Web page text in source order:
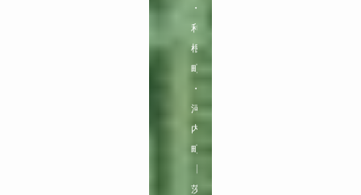
・
利
根
町
・
河
内
町
茨